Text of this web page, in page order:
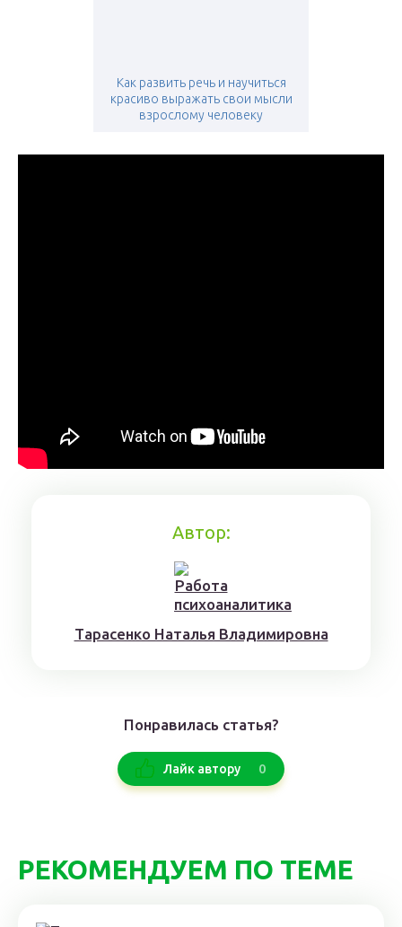
Как развить речь и научиться
красиво выражать свои мысли
взрослому человеку
Автор:
Тaрaсенкo Нaтaлья Влaдимирoвнa
Понравилась статья?
Лайк автору 0
РЕКОМЕНДУЕМ ПО ТЕМЕ